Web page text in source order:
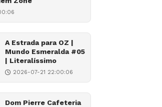
A Estrada para OZ |
Mundo Esmeralda #05
| Literalíssimo
2026-07-21 22:00:06
Dom Pierre Cafeteria